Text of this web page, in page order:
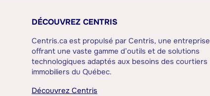
DÉCOUVREZ CENTRIS
Centris.ca est propulsé par Centris, une entreprise
offrant une vaste gamme d’outils et de solutions
technologiques adaptés aux besoins des courtiers
immobiliers du Québec.
Découvrez Centris